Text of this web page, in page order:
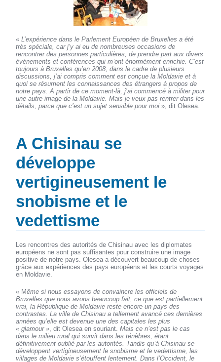
«L’expérience dans le Parlement Européen de Bruxelles a été
très spéciale, car j’y ai eu de nombreuses occasions de
rencontrer des personnes particulières, de prendre part aux divers
événements et conférences qui m’ont énormément enrichie. C’est
toujours à Bruxelles qu’en 2008, dans le cadre de plusieurs
discussions, j’ai compris comment est conçue la Moldavie et à
quoi se résument les connaissances des étrangers à propos de
notre pays. A partir de ce moment-là, j’ai commencé à militer pour
une autre image de la Moldavie. Mais je veux pas rentrer dans les
détails, parce que c’est un sujet sensible pour moi », dit Olesea.
A Chisinau se
développe
vertigineusement le
snobisme et le
vedettisme
Les rencontres des autorités de Chisinau avec les diplomates
européens ne sont pas suffisantes pour construire une image
positive de notre pays. Olesea a découvert beaucoup de choses
grâce aux expériences des pays européens et les courts voyages
en Moldavie.
« Même si nous essayons de convaincre les officiels de
Bruxelles que nous avons beaucoup fait, ce que est partiellement
vrai, la République de Moldavie reste encore un pays des
contrastes. La ville de Chisinau a tellement avancé ces dernières
années qu’elle est devenue une des capitales les plus
« glamour », dit Olesea en souriant.Mais ce n’est pas le cas
dans le milieu rural qui survit dans les ténèbres, étant
définitivement oublié par les autorités. Tandis qu’à Chisinau se
développent vertigineusement le snobisme et le vedettisme, les
villages de Moldavie s’étouffent lentement. Dans l’Occident, le